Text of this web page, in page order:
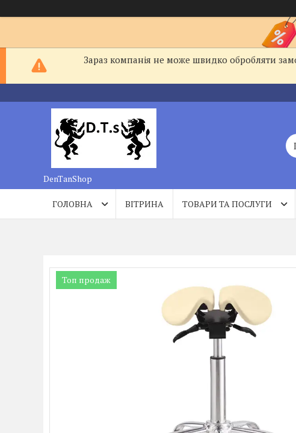
Зараз компанія не може швидко обробляти
DenTanShop
ГОЛОВНА ВІТРИНА ТОВАРИ ТА ПОСЛУГИ
Топ продаж